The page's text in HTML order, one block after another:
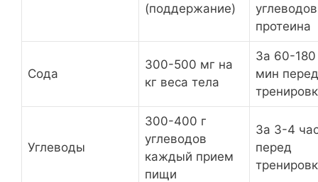
(поддержание)
протеина
Сода
300-500 мг на
кг веса тела
За 60-180
мин перед
Углеводы
300-400 г
углеводов
каждый прием
пищи
За 3-4
перед